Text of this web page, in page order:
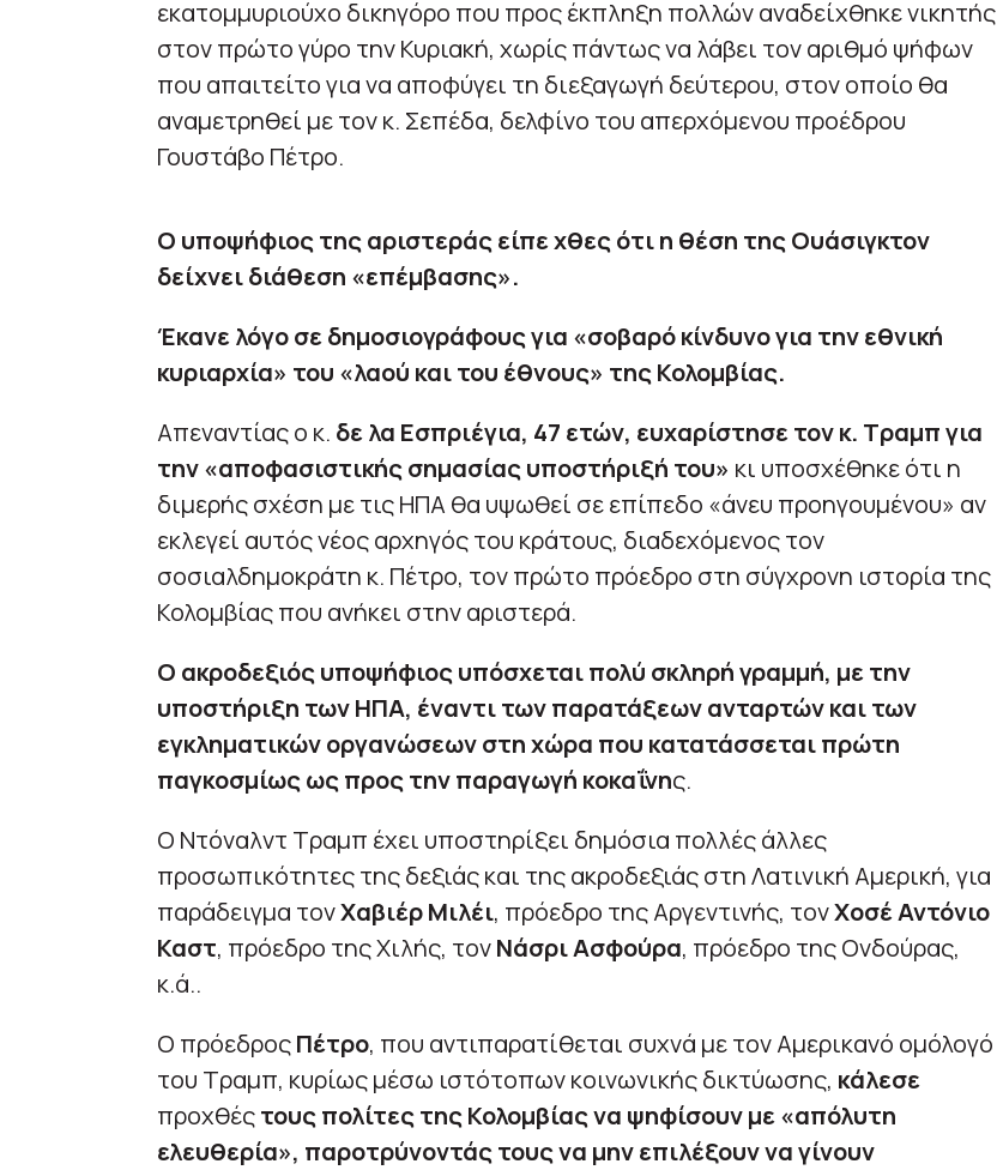
εκατομμυριούχο δικηγόρο που προς έκπληξη πολλών αναδείχθηκε νικητής
στον πρώτο γύρο την Κυριακή, χωρίς πάντως να λάβει τον αριθμό ψήφων
που απαιτείτο για να αποφύγει τη διεξαγωγή δεύτερου, στον οποίο θα
αναμετρηθεί με τον κ. Σεπέδα, δελφίνο του απερχόμενου προέδρου
Γουστάβο Πέτρο.
Ο υποψήφιος της αριστεράς είπε χθες ότι η θέση της Ουάσιγκτον
δείχνει διάθεση «επέμβασης».
Έκανε λόγο σε δημοσιογράφους για «σοβαρό κίνδυνο για την εθνική
κυριαρχία» του «λαού και του έθνους» της Κολομβίας.
Απεναντίας ο κ. δε λα Εσπριέγια, 47 ετών, ευχαρίστησε τον κ. Τραμπ για
την «αποφασιστικής σημασίας υποστήριξή του» κι υποσχέθηκε ότι η
διμερής σχέση με τις ΗΠΑ θα υψωθεί σε επίπεδο «άνευ προηγουμένου» αν
εκλεγεί αυτός νέος αρχηγός του κράτους, διαδεχόμενος τον
σοσιαλδημοκράτη κ. Πέτρο, τον πρώτο πρόεδρο στη σύγχρονη ιστορία της
Κολομβίας που ανήκει στην αριστερά.
Ο ακροδεξιός υποψήφιος υπόσχεται πολύ σκληρή γραμμή, με την
υποστήριξη των ΗΠΑ, έναντι των παρατάξεων ανταρτών και των
εγκληματικών οργανώσεων στη χώρα που κατατάσσεται πρώτη
παγκοσμίως ως προς την παραγωγή κοκαΐνης.
Ο Ντόναλντ Τραμπ έχει υποστηρίξει δημόσια πολλές άλλες
προσωπικότητες της δεξιάς και της ακροδεξιάς στη Λατινική Αμερική, για
παράδειγμα τονΧαβιέρ Μιλέι, πρόεδρο της Αργεντινής, τονΧοσέ Αντόνιο
Καστ, πρόεδρο της Χιλής, τονΝάσρι Ασφούρα, πρόεδρο της Ονδούρας,
κ.ά..
Ο πρόεδροςΠέτρο, που αντιπαρατίθεται συχνά με τον Αμερικανό ομόλογό
του Τραμπ, κυρίως μέσω ιστότοπων κοινωνικής δικτύωσης, κάλεσε
προχθέςτους πολίτες της Κολομβίας να ψηφίσουν με «απόλυτη
ελευθερία», παροτρύνοντάς τους να μην επιλέξουν να γίνουν